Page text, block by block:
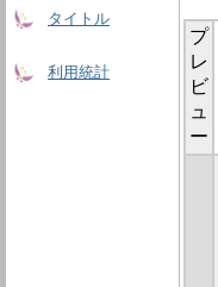
タイトル
利用統計
プ
レ
ビ
ュ
ー